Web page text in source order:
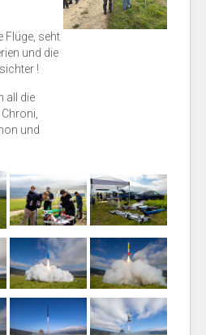
Flüge, seht
und die
!
all die
und